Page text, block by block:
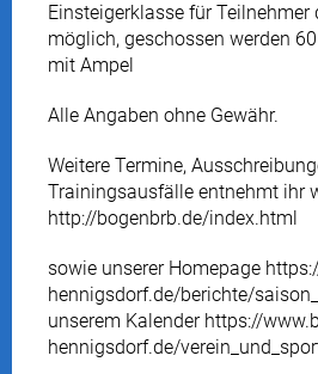
Einsteigerklasse für Teilnehmer
möglich, geschossen werden
mit Ampel
Alle Angaben ohne Gewähr.
Weitere Termine,
Trainingsausfälle entnehmt ihr
http://bogenbrb.de/index.html
sowie unserer Homepage
hennigsdorf.de/berichte/
unserem Kalender https://
hennigsdorf.de/